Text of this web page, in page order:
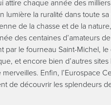
attire chaque année des
lumière la ruralité dans toute
de la chasse et de la
des centaines d’amateurs
par le fourneau Saint-Michel,
et encore bien d’autres
Enfin, l’Eurospace
de découvrir les splendeurs